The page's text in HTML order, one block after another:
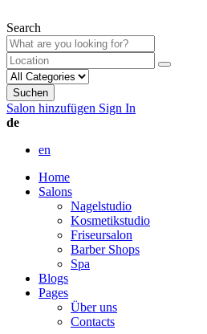
Search
Suchen
Salon hinzufügen Sign In
de
en
Home
Salons
Nagelstudio
Kosmetikstudio
Friseursalon
Barber Shops
Spa
Blogs
Pages
Über uns
Contacts